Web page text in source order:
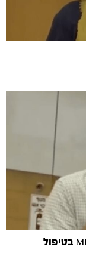
תובנות מעבודה קבוצתית בשילוב MDMA בטיפול